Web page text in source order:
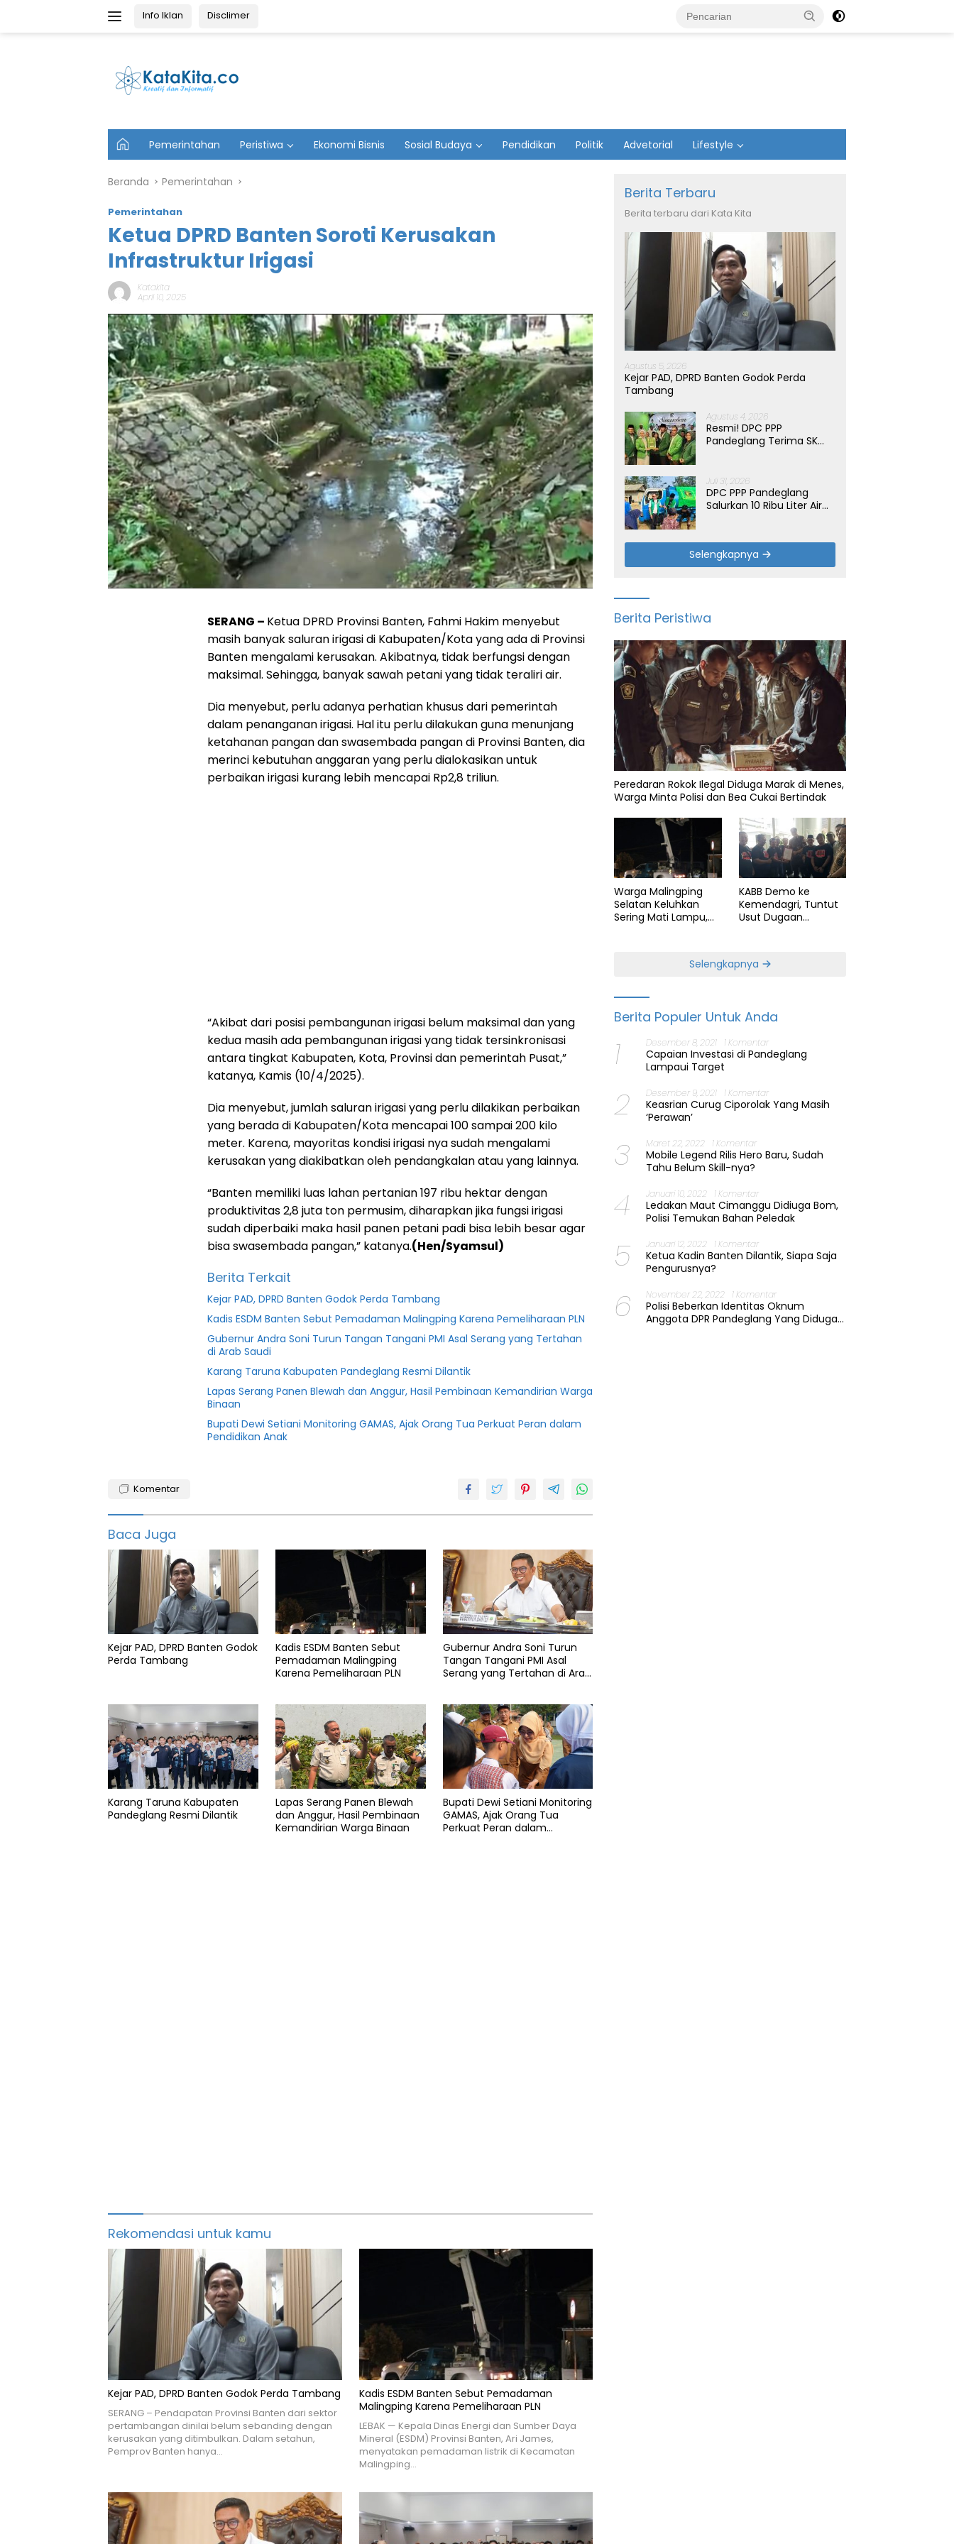
Info Iklan Disclimer
U
t
m
Pemerintahan Peristiwa Ekonomi Bisnis Sosial Budaya Pendidikan Politik Advetorial Lifestyle
Beranda Pemerintahan
Pemerintahan
Ketua DPRD Banten Soroti Kerusakan
Infrastruktur Irigasi
Katakita
April 10, 2025
SERANG – Ketua DPRD Provinsi Banten, Fahmi Hakim menyebut
masih banyak saluran irigasi di Kabupaten/Kota yang ada di Provinsi
Banten mengalami kerusakan. Akibatnya, tidak berfungsi dengan
maksimal. Sehingga, banyak sawah petani yang tidak teraliri air.
Dia menyebut, perlu adanya perhatian khusus dari pemerintah
dalam penanganan irigasi. Hal itu perlu dilakukan guna menunjang
ketahanan pangan dan swasembada pangan di Provinsi Banten, dia
merinci kebutuhan anggaran yang perlu dialokasikan untuk
perbaikan irigasi kurang lebih mencapai Rp2,8 triliun.
“Akibat dari posisi pembangunan irigasi belum maksimal dan yang
kedua masih ada pembangunan irigasi yang tidak tersinkronisasi
antara tingkat Kabupaten, Kota, Provinsi dan pemerintah Pusat,”
katanya, Kamis (10/4/2025).
Dia menyebut, jumlah saluran irigasi yang perlu dilakikan perbaikan
yang berada di Kabupaten/Kota mencapai 100 sampai 200 kilo
meter. Karena, mayoritas kondisi irigasi nya sudah mengalami
kerusakan yang diakibatkan oleh pendangkalan atau yang lainnya.
“Banten memiliki luas lahan pertanian 197 ribu hektar dengan
produktivitas 2,8 juta ton permusim, diharapkan jika fungsi irigasi
sudah diperbaiki maka hasil panen petani padi bisa lebih besar agar
bisa swasembada pangan,” katanya.(Hen/Syamsul)
Berita Terkait
Kejar PAD, DPRD Banten Godok Perda Tambang
Kadis ESDM Banten Sebut Pemadaman Malingping Karena Pemeliharaan PLN
Gubernur Andra Soni Turun Tangan Tangani PMI Asal Serang yang Tertahan
di Arab Saudi
Karang Taruna Kabupaten Pandeglang Resmi Dilantik
Lapas Serang Panen Blewah dan Anggur, Hasil Pembinaan Kemandirian Warga
Binaan
Bupati Dewi Setiani Monitoring GAMAS, Ajak Orang Tua Perkuat Peran dalam
Pendidikan Anak
Golkar
Irigasi
kerusakan
Partai
golkar
Komentar
Baca Juga
Kejar PAD, DPRD Banten Godok
Perda Tambang
Kadis ESDM Banten Sebut
Pemadaman Malingping
Karena Pemeliharaan PLN
Gubernur Andra Soni Turun
Tangan Tangani PMI Asal
Serang yang Tertahan di Arab
Karang Taruna Kabupaten
Pandeglang Resmi Dilantik
Lapas Serang Panen Blewah
dan Anggur, Hasil Pembinaan
Kemandirian Warga Binaan
Bupati Dewi Setiani Monitoring
GAMAS, Ajak Orang Tua
Perkuat Peran dalam
Rekomendasi untuk kamu
Kejar PAD, DPRD Banten Godok Perda Tambang
SERANG – Pendapatan Provinsi Banten dari sektor
pertambangan dinilai belum sebanding dengan
kerusakan yang ditimbulkan. Dalam setahun,
Pemprov Banten hanya…
Kadis ESDM Banten Sebut Pemadaman
Malingping Karena Pemeliharaan PLN
LEBAK — Kepala Dinas Energi dan Sumber Daya
Mineral (ESDM) Provinsi Banten, Ari James,
menyatakan pemadaman listrik di Kecamatan
Malingping…
Berita Terbaru
Berita terbaru dari Kata Kita
Agustus 5, 2026
Kejar PAD, DPRD Banten Godok Perda
Tambang
Agustus 4, 2026
Resmi! DPC PPP
Pandeglang Terima SK
Juli 31, 2026
DPC PPP Pandeglang
Salurkan 10 Ribu Liter Air
Patia
Selengkapnya
Berita Peristiwa
Peredaran Rokok Ilegal Diduga Marak di Menes,
Warga Minta Polisi dan Bea Cukai Bertindak
Warga Malingping
Selatan Keluhkan
Sering Mati Lampu,
KABB Demo ke
Kemendagri, Tuntut
Usut Dugaan
Selengkapnya
Berita Populer Untuk Anda
1 Desember 8, 2021 1 Komentar
Capaian Investasi di Pandeglang
Lampaui Target
2 Desember 9, 2021 1 Komentar
Keasrian Curug Ciporolak Yang Masih
‘Perawan’
3 Maret 22, 2022 1 Komentar
Mobile Legend Rilis Hero Baru, Sudah
Tahu Belum Skill-nya?
4 Januari 10, 2022 1 Komentar
Ledakan Maut Cimanggu Didiuga Bom,
Polisi Temukan Bahan Peledak
5 Januari 12, 2022 1 Komentar
Ketua Kadin Banten Dilantik, Siapa Saja
Pengurusnya?
6 November 22, 2022 1 Komentar
Polisi Beberkan Identitas Oknum
Anggota DPR Pandeglang Yang Diduga